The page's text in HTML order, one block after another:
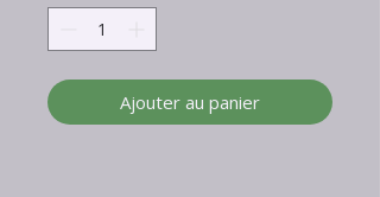
Ajouter au panier